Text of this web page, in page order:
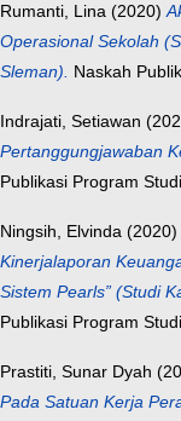
Rumanti, Lina (2020)
Operasional Sekolah
Sleman). Naskah
Indrajati, Setiawan
Pertanggungjawaban
Publikasi Program
Ningsih, Elvinda (2020)
Kinerjalaporan
Sistem Pearls” (Studi
Publikasi Program
Prastiti, Sunar Dyah
Pada Satuan Kerja